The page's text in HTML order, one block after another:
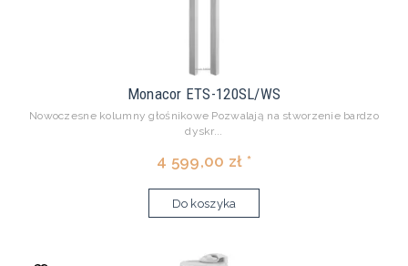
Monacor ETS-120SL/WS
Nowoczesne kolumny głośnikowe Pozwalają na stworzenie bardzo
dyskr...
4 599,00 zł *
Do koszyka